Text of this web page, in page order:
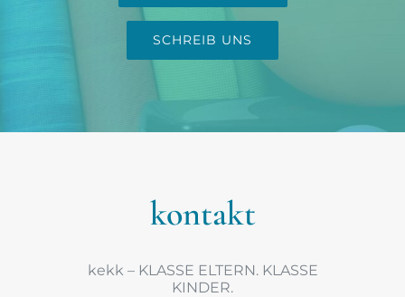
SCHREIB UNS
kontakt
kekk – KLASSE ELTERN. KLASSE
KINDER.